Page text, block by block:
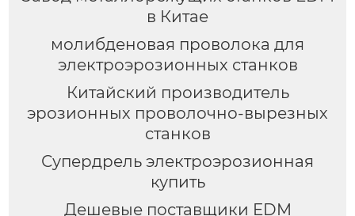
в Китае
молибденовая проволока для
электроэрозионных станков
Китайский производитель
эрозионных проволочно-вырезных
станков
Супердрель электроэрозионная
купить
Дешевые поставщики EDM